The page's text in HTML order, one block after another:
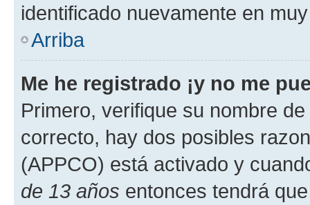
identificado nuevamente en
Arriba
Me he registrado ¡y no me
Primero, verifique su nombre
correcto, hay dos posibles
(APPCO) está activado y
de 13 años entonces tendrá